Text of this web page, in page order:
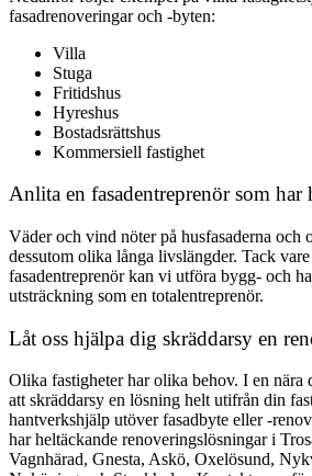
fasadrenoveringar och -byten:
Villa
Stuga
Fritidshus
Hyreshus
Bostadsrättshus
Kommersiell fastighet
Anlita en fasadentreprenör som har
Väder och vind nöter på husfasaderna och
dessutom olika långa livslängder. Tack
fasadentreprenör kan vi utföra bygg- och
utsträckning som en totalentreprenör.
Låt oss hjälpa dig skräddarsy en
Olika fastigheter har olika behov. I en
att skräddarsy en lösning helt utifrån din
hantverkshjälp utöver fasadbyte eller -
har heltäckande renoveringslösningar i
Vagnhärad, Gnesta, Askö, Oxelösund,